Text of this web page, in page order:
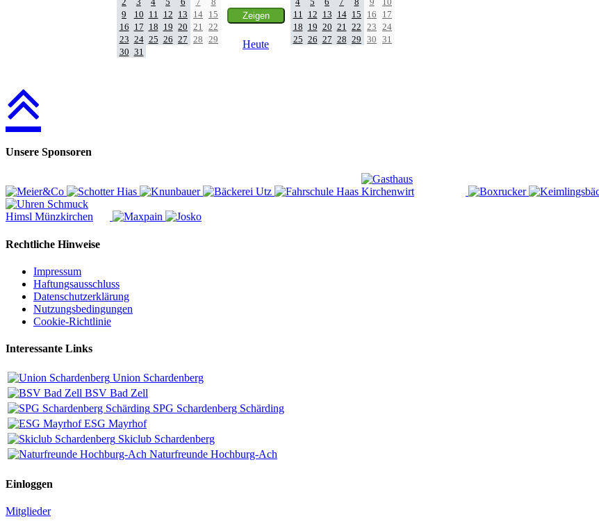
9
10 11 12 13 14 15
16 17 18 19 20 21
22
23 24 25 26 27 28
29
30 31
Heute
11
12 13 14 15 16
17
18 19 20 21 22 23
24
25 26 27 28 29 30 31
Unsere Sponsoren
Rechtliche Hinweise
Impressum
Haftungsausschluss
Datenschutzerklärung
Nutzungsbedingungen
Cookie-Richtlinie
Interessante Links
Union Schardenberg
BSV Bad Zell
SPG Schardenberg Schärding
ESG Mayrhof
Skiclub Schardenberg
Naturfreunde Hochburg-Ach
Einloggen
Mitglieder